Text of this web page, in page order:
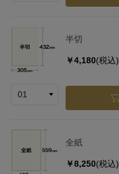
半切
￥4,180(税込)
全紙
￥8,250(税込)